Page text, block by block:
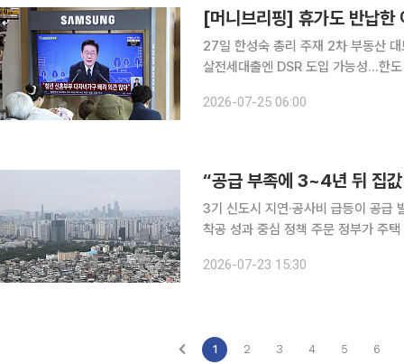
27일 한성숙 총리 주재 2차 부동산
살전세대출엔 DSR 도입 가능성…한도 축소 전망도 부동산정책을 둘러
싼 쟁점도 만만치 않게 다뤄질 전망이
2026-07-25 06:00
3기 신도시 지연·공사비 급등이 공급
착공 성과 중심 정책 주문 정부가 주택 공급 확대를 강조하고 있지만 현장에서는 공급 기반을 정상
확대, 정비사업 이주비 규제 개선, 프
2026-07-23 15:30
1 2 3 4 5 6